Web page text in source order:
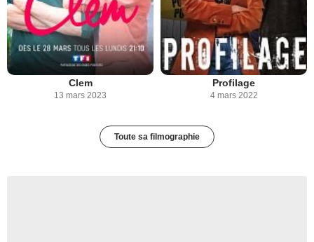
Clem
13 mars 2023
Profilage
4 mars 2022
Toute sa filmographie